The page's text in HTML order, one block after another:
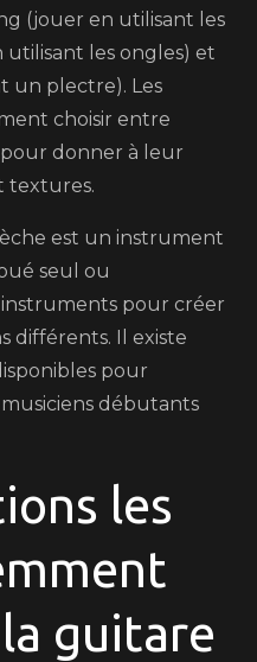
(jouer en utilisant les
utilisant les ongles) et
un plectre). Les
choisir entre
pour donner à leur
textures.
est un instrument
seul ou
instruments pour créer
différents. Il existe
pour
débutants
les
guitare